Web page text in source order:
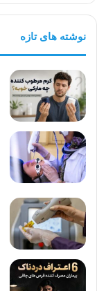
نوشته های تازه